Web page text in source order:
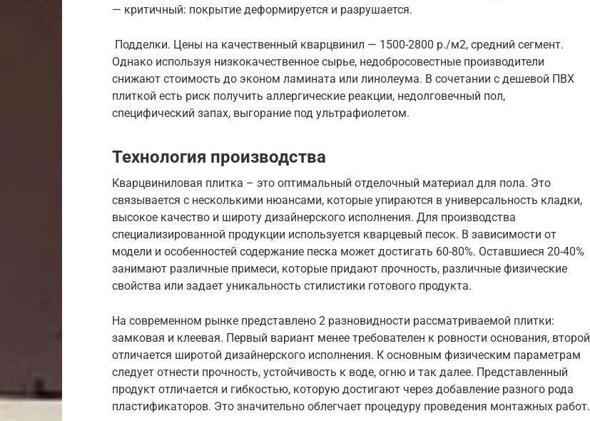
— критичный: покрытие деформируется и разрушается.
Подделки. Цены на качественный кварцвинил — 1500-2800 р./м2, средний сегмент.
Однако используя низкокачественное сырье, недобросовестные производители
снижают стоимость до эконом ламината или линолеума. В сочетании с дешевой ПВХ
плиткой есть риск получить аллергические реакции, недолговечный пол,
специфический запах, выгорание под ультрафиолетом.
Технология производства
Кварцвиниловая плитка – это оптимальный отделочный материал для пола. Это
связывается с несколькими нюансами, которые упираются в универсальность кладки,
высокое качество и широту дизайнерского исполнения. Для производства
специализированной продукции используется кварцевый песок. В зависимости от
модели и особенностей содержание песка может достигать 60-80%. Оставшиеся 20-40%
занимают различные примеси, которые придают прочность, различные физические
свойства или задает уникальность стилистики готового продукта.
На современном рынке представлено 2 разновидности рассматриваемой плитки:
замковая и клеевая. Первый вариант менее требователен к ровности основания, второй
отличается широтой дизайнерского исполнения. К основным физическим параметрам
следует отнести прочность, устойчивость к воде, огню и так далее. Представленный
продукт отличается и гибкостью, которую достигают через добавление разного рода
пластификаторов. Это значительно облегчает процедуру проведения монтажных работ.